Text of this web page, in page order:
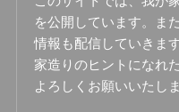
を公開しています。ま
情報も配信していきます
家造りのヒントになれ
よろしくお願いいたしま